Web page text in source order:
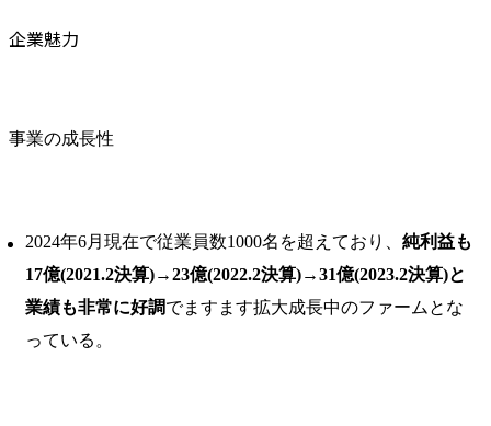
企業魅力
事業の成長性
2024年6月現在で従業員数1000名を超えており、 純利益も
17億(2021.2決算)→23億(2022.2決算)→31億(2023.2決算)と
業績も非常に好調でますます拡大成長中のファームとな
っている。